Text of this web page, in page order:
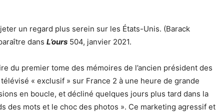
un regard plus serein sur les États-Unis. (Barack
dans L’ours 504, janvier 2021.
du premier tome des mémoires de l’ancien président des
« exclusif » sur France 2 à une heure de grande
en boucle, et décliné quelques jours plus tard dans la
des mots et le choc des photos ». Ce marketing agressif et